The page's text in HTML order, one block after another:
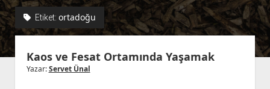
twitterfacebook
rss
menüyü
Kullanım Koşulları
Kurallar
Etiket: ortadoğu
Kaos ve Fesat Ortamında Yaşamak
Yazar:Servet Ünal